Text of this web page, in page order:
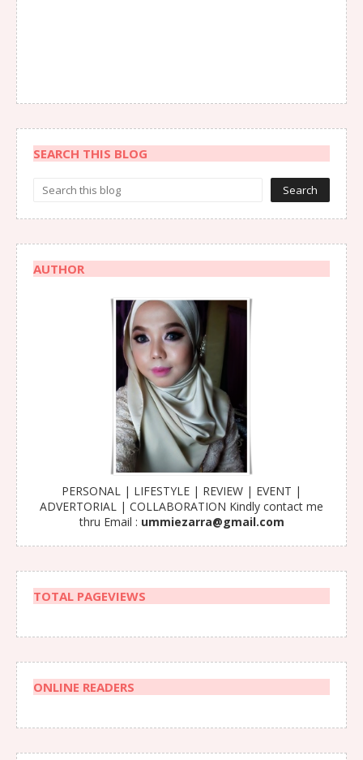
SEARCH THIS BLOG
AUTHOR
PERSONAL | LIFESTYLE | REVIEW | EVENT |
ADVERTORIAL | COLLABORATION Kindly contact me
thru Email : ummiezarra@gmail.com
TOTAL PAGEVIEWS
ONLINE READERS